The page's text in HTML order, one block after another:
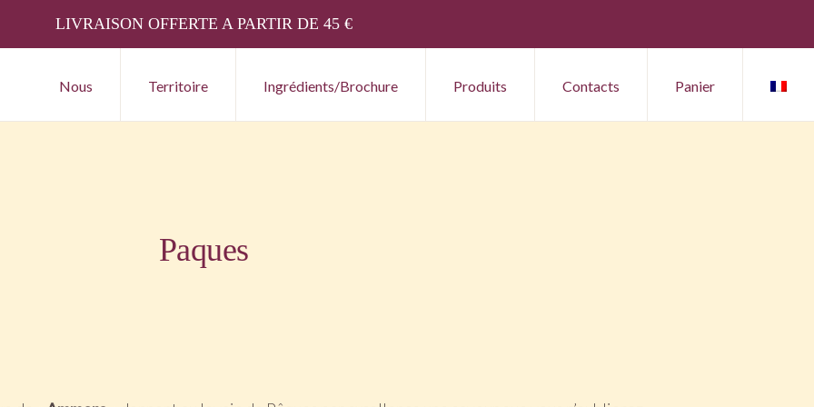
LIVRAISON OFFERTE A PARTIR DE 45 €
Nous Territoire Ingrédients/Brochure Produits Contacts Panier
Paques